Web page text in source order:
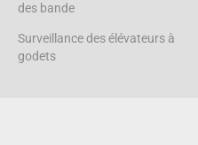
des bande
Surveillance des élévateurs à
godets